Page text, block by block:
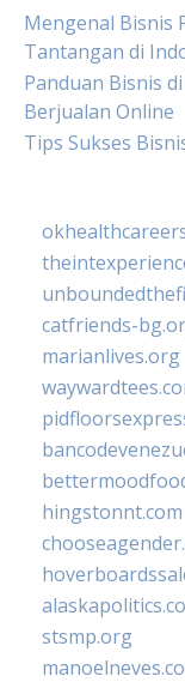
Mengenal Bisnis
Tantangan di
Panduan Bisnis
Berjualan Online
Tips Sukses
catfriends-
marianlives.org
hingstonnt.com
stsmp.org